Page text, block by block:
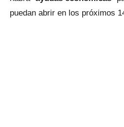
puedan abrir en los próximos